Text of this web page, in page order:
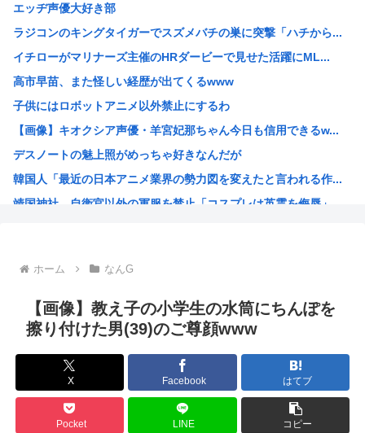
X、収益化が9/7に終わるwww
VTuberさん、祖母の「家族だけの一日葬」をした結果ｗ...
【悲報】休日BBQ上司さん「ワイくん！焼肉のタレ買ってき...
【衝撃】ハンターハンターの新能力「ムテキング」、ガチで最...
【悲報】ハンターハンターの新能力「ムテキング」、ガチで最...
【悲報】理系女子「ガンダムってさぁ、頭の“バルカン”意味...
【悲報】吉岡里帆、アドリブで俳優の手を取りおっぱいに押し...
【クレーマー】「研いでもらったら刃が1mm小さくなった」...
エッヂ声優大好き部
ラジコンのキングタイガーでスズメバチの巣に突撃「ハチから...
イチローがマリナーズ主催のHRダービーで見せた活躍にML...
高市早苗、また怪しい経歴が出てくるwww
子供にはロボットアニメ以外禁止にするわ
【画像】キオクシア声優・羊宮妃那ちゃん今日も信用できるw...
デスノートの魅上照がめっちゃ好きなんだが
韓国人「最近の日本アニメ業界の勢力図を変えたと言われる作...
靖国神社、自衛官以外の軍服を禁止「コスプレは英霊を侮辱」
ダンジョン飯のキャラいい子ばっかりでほんとに癒される
【朗報】 韓国人「Jリーグのこの監督、経歴がおかしい」
さもしい熊本県民「食事、ベッド、エアコン」を政府に切望。
【緊急速報】信用声優の羊宮妃那さん…
靖国神社、軍服コスプレでの参拝を禁止へ
【高市】トランプ「イランが核入手したら2分でイタリア滅亡...
ホーム なんG
【画像】教え子の小学生の水筒にちんぽを
擦り付けた男(39)のご尊顔www
X Facebook はてブ
Pocket LINE コピー